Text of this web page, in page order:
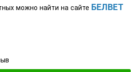
можно найти на сайте БЕЛВЕТ